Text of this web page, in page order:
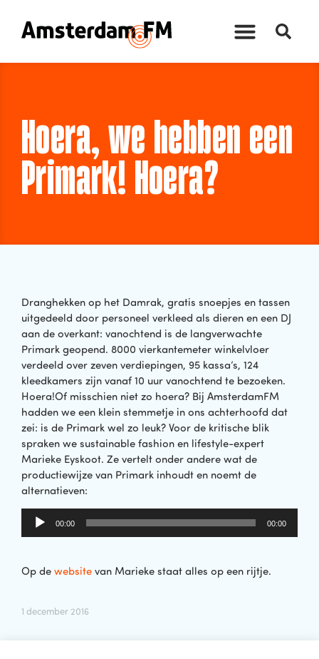
Hoera, we hebben een
Primark! Hoera?
Dranghekken op het Damrak, gratis snoepjes en tassen
uitgedeeld door personeel verkleed als dieren en een DJ
aan de overkant: vanochtend is de langverwachte
Primark geopend. 8000 vierkantemeter winkelvloer
verdeeld over zeven verdiepingen, 95 kassa’s, 124
kleedkamers zijn vanaf 10 uur vanochtend te bezoeken.
Hoera!Of misschien niet zo hoera? Bij AmsterdamFM
hadden we een klein stemmetje in ons achterhoofd dat
zei: is de Primark wel zo leuk? Voor de kritische blik
spraken we sustainable fashion en lifestyle-expert
Marieke Eyskoot. Ze vertelt onder andere wat de
productiewijze van Primark inhoudt en noemt de
alternatieven:
Audiospeler
00:00 00:00
Op de website van Marieke staat alles op een rijtje.
1 december 2016